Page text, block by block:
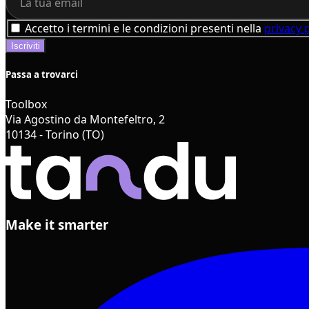
Accetto i termini e le condizioni presenti nella privacy
Passa a trovarci
Toolbox
Via Agostino da Montefeltro, 2
10134 - Torino (TO)
Make it smarter